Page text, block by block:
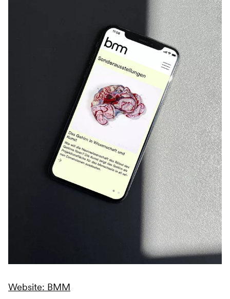
Website: BMM